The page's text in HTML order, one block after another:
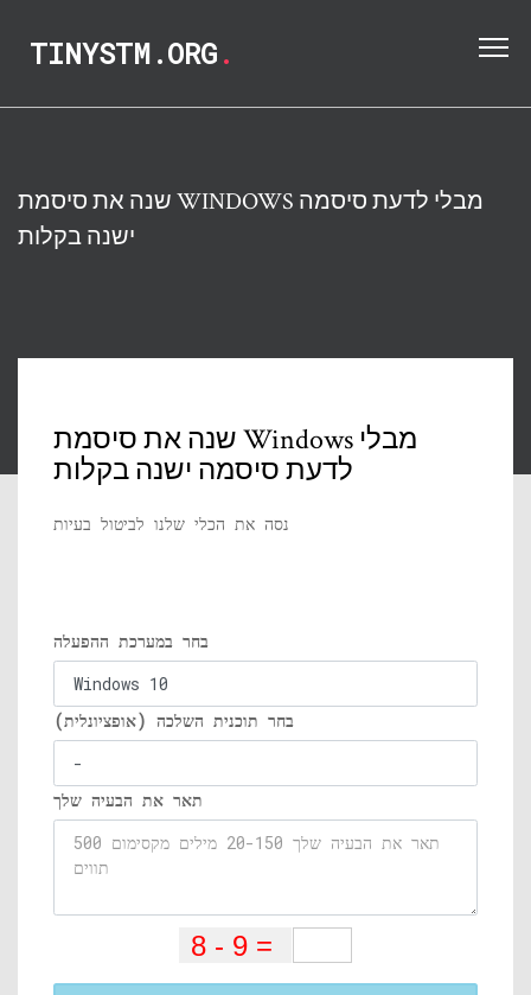
TINYSTM.ORG.
שנה את סיסמת WINDOWS מבלי לדעת סיסמה
ישנה בקלות
שנה את סיסמת Windows מבלי
לדעת סיסמה ישנה בקלות
נסה את הכלי שלנו לביטול בעיות
בחר במערכת ההפעלה
בחר תוכנית השלכה (אופציונלית)
תאר את הבעיה שלך